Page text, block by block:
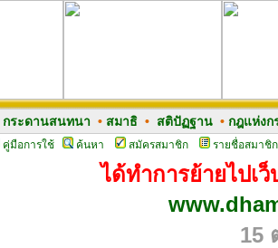
กระดานสนทนา • สมาธิ• สติปัฏฐาน• กฎแห่งก
คู่มือการใช้ ค้นหา สมัครสมาชิก รายชื่อสมาชิก
ได้ทำการย้ายไปเ
15